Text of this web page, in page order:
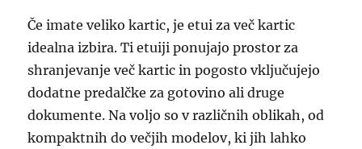
Če imate veliko kartic, je etui za več kartic
idealna izbira. Ti etuiji ponujajo prostor za
shranjevanje več kartic in pogosto vključujejo
dodatne predalčke za gotovino ali druge
dokumente. Na voljo so v različnih oblikah, od
kompaktnih do večjih modelov, ki jih lahko